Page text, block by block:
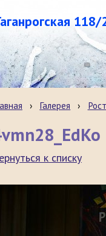
118/
› Галерея ›
к списку